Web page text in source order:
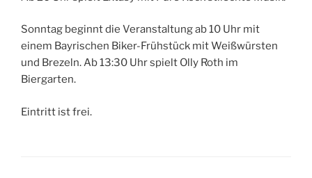
Sonntag beginnt die Veranstaltung ab 10 Uhr mit
einem Bayrischen Biker-Frühstück mit Weißwürsten
und Brezeln. Ab 13:30 Uhr spielt Olly Roth im
Biergarten.
Eintritt ist frei.